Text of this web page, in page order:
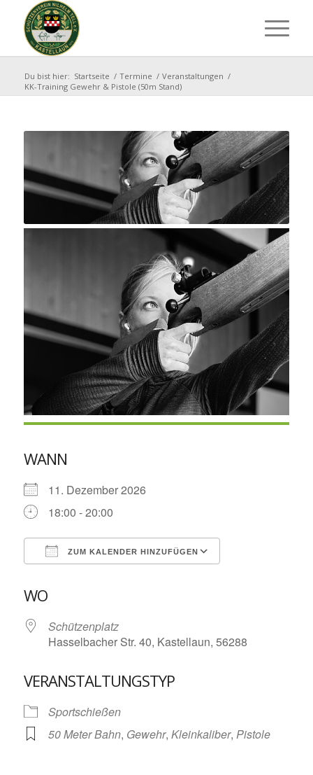
Du bist hier: Startseite / Termine / Veranstaltungen /
KK-Training Gewehr & Pistole (50m Stand)
WANN
11. Dezember 2026
18:00 - 20:00
ZUM KALENDER HINZUFÜGEN
WO
Schützenplatz
Hasselbacher Str. 40, Kastellaun, 56288
VERANSTALTUNGSTYP
Sportschießen
50 Meter Bahn, Gewehr, Kleinkaliber, Pistole